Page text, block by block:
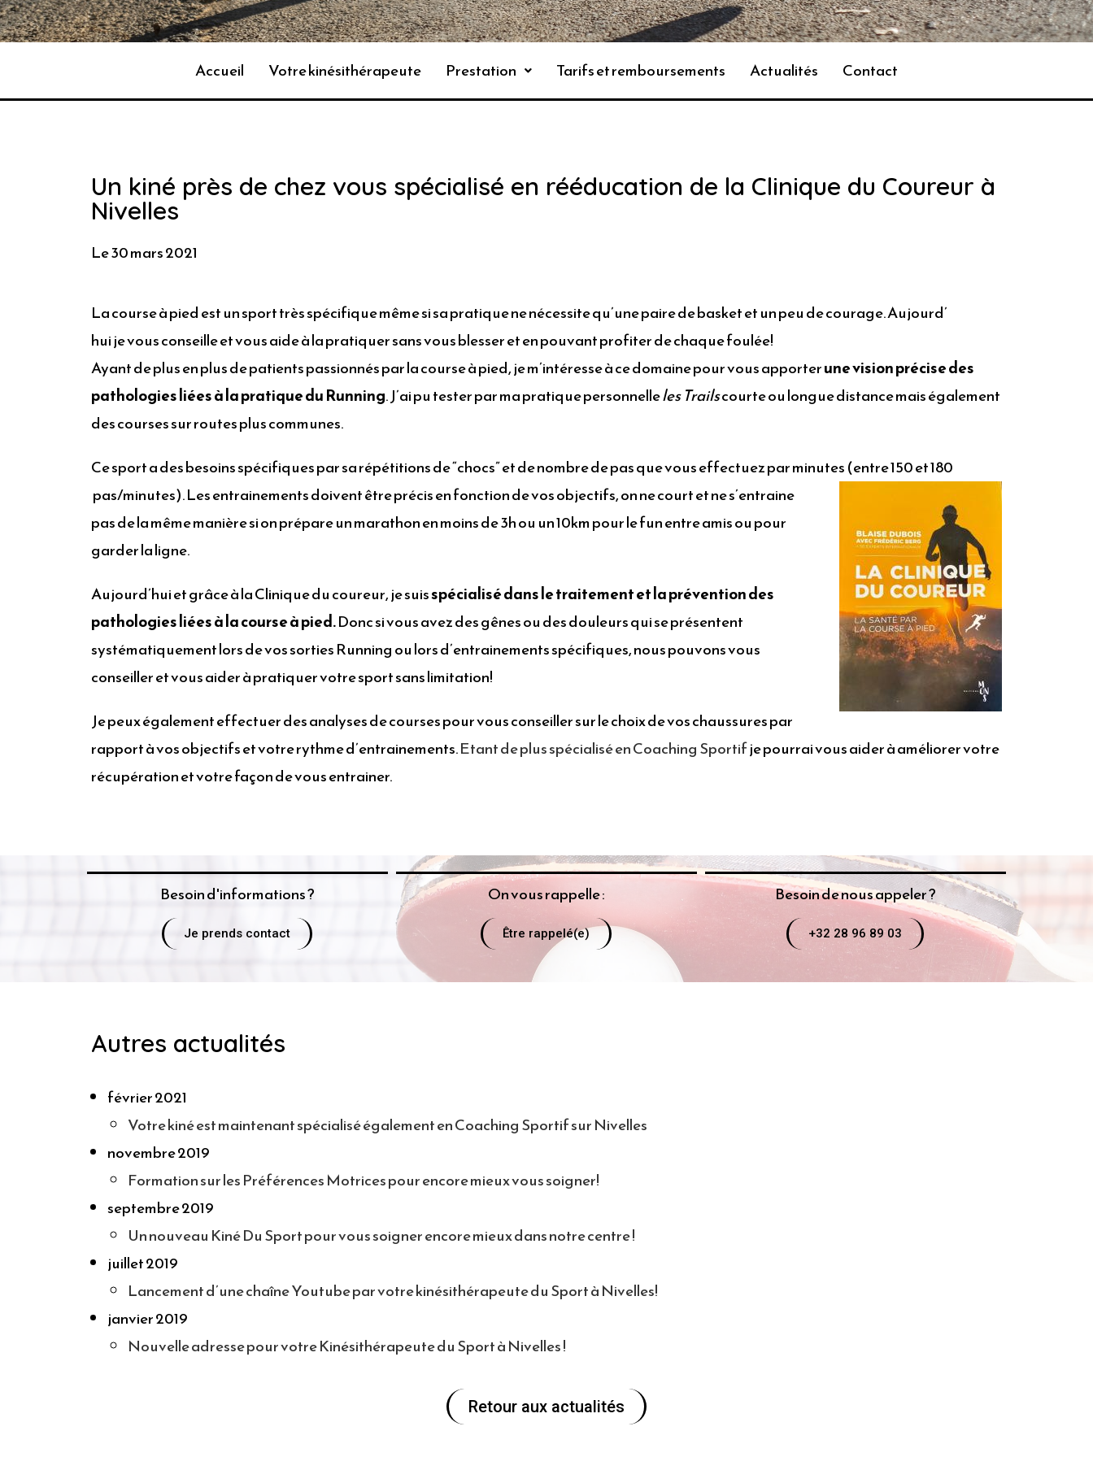
Accueil Votre kinésithérapeute Prestation Tarifs et remboursements Actualités Contact
Un kiné près de chez vous spécialisé en rééducation de la Clinique du Coureur à
Nivelles
Le 30 mars 2021
La course à pied est un sport très spécifique même si sa pratique ne nécessite qu’une paire de basket et un peu de courage. Aujourd’
hui je vous conseille et vous aide à la pratiquer sans vous blesser et en pouvant profiter de chaque foulée!
Ayant de plus en plus de patients passionnés par la course à pied, je m’intéresse à ce domaine pour vous apporterune vision précise des
pathologies liées à la pratique du Running. J’ai pu tester par ma pratique personnelleles Trailscourte ou longue distance mais également
des courses sur routes plus communes.
Ce sport a des besoins spécifiques par sa répétitions de “chocs” et de nombre de pas que vous effectuez par minutes (entre 150 et 180
pas/minutes). Les entrainements doivent être précis en fonction de vos objectifs, on ne court et ne s’entraine
pas de la même manière si on prépare un marathon en moins de 3h ou un 10km pour le fun entre amis ou pour
garder la ligne.
Aujourd’hui et grâce à la Clinique du coureur, je suisspécialisé dans le traitement et la prévention des
pathologies liées à la course à pied.Donc si vous avez des gênes ou des douleurs qui se présentent
systématiquement lors de vos sorties Running ou lors d’entrainements spécifiques, nous pouvons vous
conseiller et vous aider à pratiquer votre sport sans limitation!
Je peux également effectuer des analyses de courses pour vous conseiller sur le choix de vos chaussures par
rapport à vos objectifs et votre rythme d’entrainements.Etant de plus spécialisé en Coaching Sportifje pourrai vous aider à améliorer votre
récupération et votre façon de vous entrainer.
Besoin d'informations ?
Je prends contact
On vous rappelle :
Être rappelé(e)
Besoin de nous appeler ?
+32 28 96 89 03
Autres actualités
février 2021
Votre kiné est maintenant spécialisé également en Coaching Sportif sur Nivelles
novembre 2019
Formation sur les Préférences Motrices pour encore mieux vous soigner!
septembre 2019
Un nouveau Kiné Du Sport pour vous soigner encore mieux dans notre centre !
juillet 2019
Lancement d’une chaîne Youtube par votre kinésithérapeute du Sport à Nivelles!
janvier 2019
Nouvelle adresse pour votre Kinésithérapeute du Sport à Nivelles !
Retour aux actualités